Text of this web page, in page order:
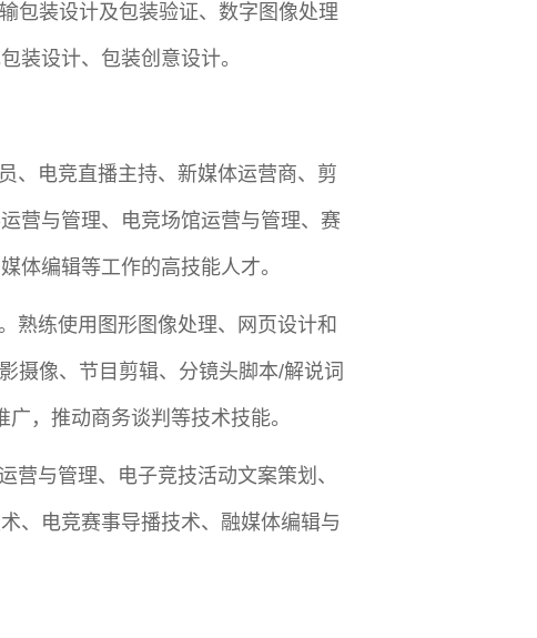
包装设计及包装验证、数字图像处理
装设计、包装创意设计。
、电竞直播主持、新媒体运营商、剪
营与管理、电竞场馆运营与管理、赛
体编辑等工作的高技能人才。
熟练使用图形图像处理、网页设计和
摄像、节目剪辑、分镜头脚本/解说词
，推动商务谈判等技术技能。
与管理、电子竞技活动文案策划、
、电竞赛事导播技术、融媒体编辑与